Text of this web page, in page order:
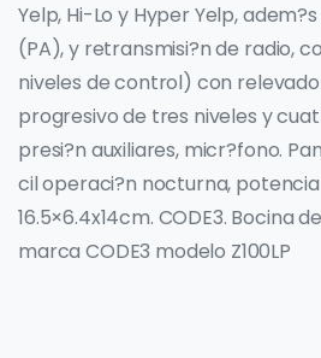
Yelp, Hi-Lo y Hyper Yelp,
(PA), y retransmisi?n de radio,
niveles de control) con
progresivo de tres niveles y
presi?n auxiliares, micr?fono.
cil operaci?n nocturna,
16.5×6.4x14cm. CODE3. Bocina
marca CODE3 modelo Z100LP